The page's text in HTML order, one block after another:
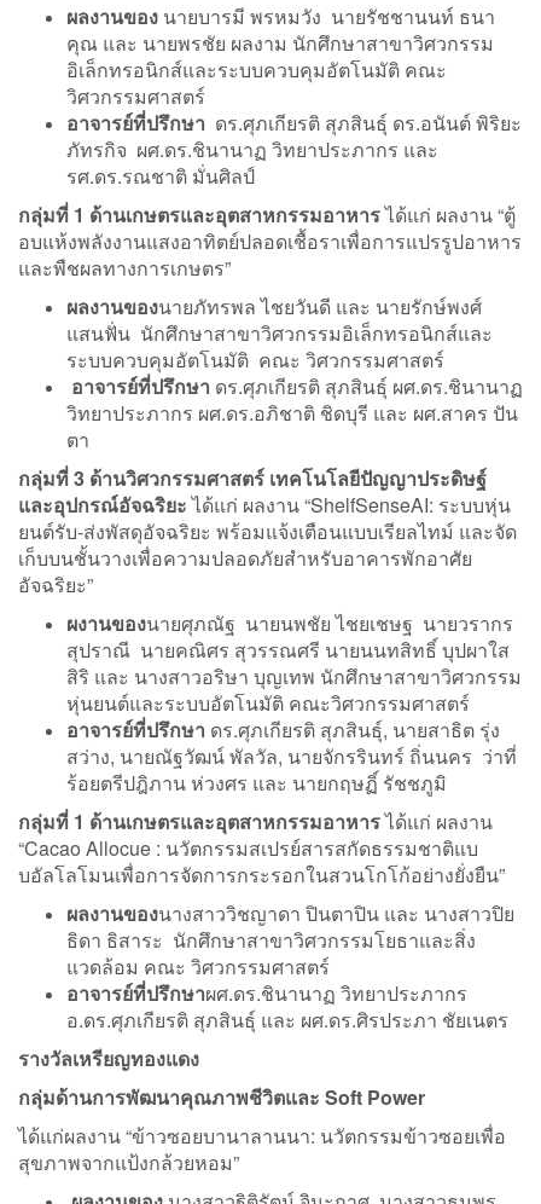
ผลงานของ นายบารมี พรหมวัง นายรัชชานนท์ ธนา
คุณ และ นายพรชัย ผลงาม นักศึกษาสาขาวิศวกรรม
อิเล็กทรอนิกส์และระบบควบคุมอัตโนมัติ คณะ
วิศวกรรมศาสตร์
อาจารย์ที่ปรึกษา ดร.ศุภเกียรติ สุภสินธุ์ ดร.อนันต์ พิริยะ
ภัทรกิจ ผศ.ดร.ชินานาฏ วิทยาประภากร และ
รศ.ดร.รณชาติ มั่นศิลป์
กลุ่มที่ 1 ด้านเกษตรและอุตสาหกรรมอาหารได้แก่ ผลงาน “ตู้
อบแห้งพลังงานแสงอาทิตย์ปลอดเชื้อราเพื่อการแปรรูปอาหาร
และพืชผลทางการเกษตร”
ผลงานของนายภัทรพล ไชยวันดี และ นายรักษ์พงศ์
แสนฟั่น นักศึกษาสาขาวิศวกรรมอิเล็กทรอนิกส์และ
ระบบควบคุมอัตโนมัติ คณะ วิศวกรรมศาสตร์
อาจารย์ที่ปรึกษา ดร.ศุภเกียรติ สุภสินธุ์ ผศ.ดร.ชินานาฏ
วิทยาประภากร ผศ.ดร.อภิชาติ ชิดบุรี และ ผศ.สาคร ปัน
ตา
กลุ่มที่ 3 ด้านวิศวกรรมศาสตร์ เทคโนโลยีปัญญาประดิษฐ์
และอุปกรณ์อัจฉริยะได้แก่ ผลงาน “ShelfSenseAI: ระบบหุ่น
ยนต์รับ-ส่งพัสดุอัจฉริยะ พร้อมแจ้งเตือนแบบเรียลไทม์ และจัด
เก็บบนชั้นวางเพื่อความปลอดภัยสำหรับอาคารพักอาศัย
อัจฉริยะ”
ผงานของนายศุภณัฐ นายนพชัย ไชยเชษฐ นายวรากร
สุปราณี นายคณิศร สุวรรณศรี นายนนทสิทธิ์ บุปผาใส
สิริ และ นางสาวอริษา บุญเทพ นักศึกษาสาขาวิศวกรรม
หุ่นยนต์และระบบอัตโนมัติ คณะวิศวกรรมศาสตร์
อาจารย์ที่ปรึกษา ดร.ศุภเกียรติ สุภสินธุ์, นายสาธิต รุ่ง
สว่าง, นายณัฐวัฒน์ พัลวัล, นายจักรรินทร์ ถิ่นนคร ว่าที่
ร้อยตรีปฎิภาน ห่วงศร และ นายกฤษฏิ์ รัชชภูมิ
กลุ่มที่ 1 ด้านเกษตรและอุตสาหกรรมอาหารได้แก่ ผลงาน
“Cacao Allocue : นวัตกรรมสเปรย์สารสกัดธรรมชาติแบ
บอัลโลโมนเพื่อการจัดการกระรอกในสวนโกโก้อย่างยั่งยืน”
ผลงานของนางสาววิชญาดา ปินตาปิน และ นางสาวปิย
ธิดา ธิสาระ นักศึกษาสาขาวิศวกรรมโยธาและสิ่ง
แวดล้อม คณะ วิศวกรรมศาสตร์
อาจารย์ที่ปรึกษาผศ.ดร.ชินานาฏ วิทยาประภากร
อ.ดร.ศุภเกียรติ สุภสินธุ์ และ ผศ.ดร.ศิรประภา ชัยเนตร
รางวัลเหรียญทองแดง
กลุ่มด้านการพัฒนาคุณภาพชีวิตและ Soft Power
ได้แก่ผลงาน “ข้าวซอยบานาลานนา: นวัตกรรมข้าวซอยเพื่อ
สุขภาพจากแป้งกล้วยหอม”